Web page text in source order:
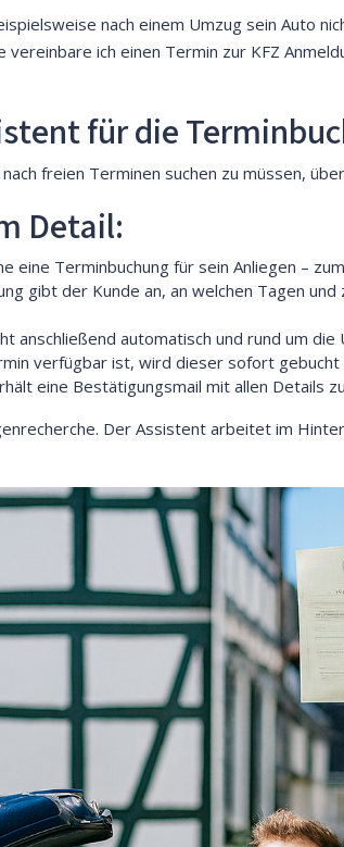
nach einem Umzug sein Auto
ich einen Termin zur KFZ
für die
freien Terminen suchen zu müssen,
Detail:
eine Terminbuchung für sein Anliegen –
gibt der Kunde an, an welchen Tagen
anschließend automatisch und rund um
verfügbar ist, wird dieser sofort
eine Bestätigungsmail mit allen Details
Der Assistent arbeitet im